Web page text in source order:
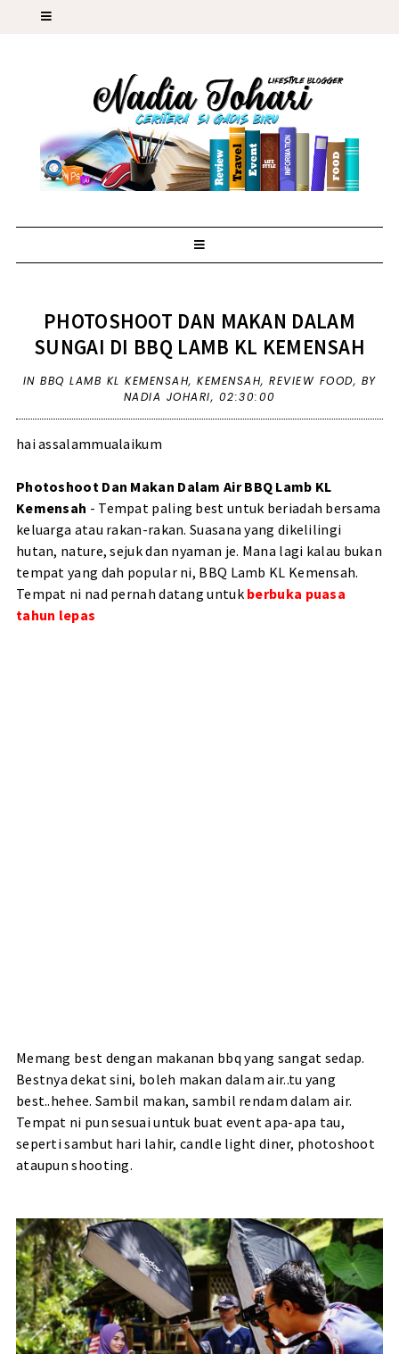
PHOTOSHOOT DAN MAKAN DALAM
SUNGAI DI BBQ LAMB KL KEMENSAH
IN BBQ LAMB KL KEMENSAH, KEMENSAH, REVIEW FOOD, BY
NADIA JOHARI, 02:30:00
hai assalammualaikum
Photoshoot Dan Makan Dalam Air BBQ Lamb KL
Kemensah - Tempat paling best untuk beriadah bersama
keluarga atau rakan-rakan. Suasana yang dikelilingi
hutan, nature, sejuk dan nyaman je. Mana lagi kalau bukan
tempat yang dah popular ni, BBQ Lamb KL Kemensah.
Tempat ni nad pernah datang untuk berbuka puasa
tahun lepas
Memang best dengan makanan bbq yang sangat sedap.
Bestnya dekat sini, boleh makan dalam air..tu yang
best..hehee. Sambil makan, sambil rendam dalam air.
Tempat ni pun sesuai untuk buat event apa-apa tau,
seperti sambut hari lahir, candle light diner, photoshoot
ataupun shooting.